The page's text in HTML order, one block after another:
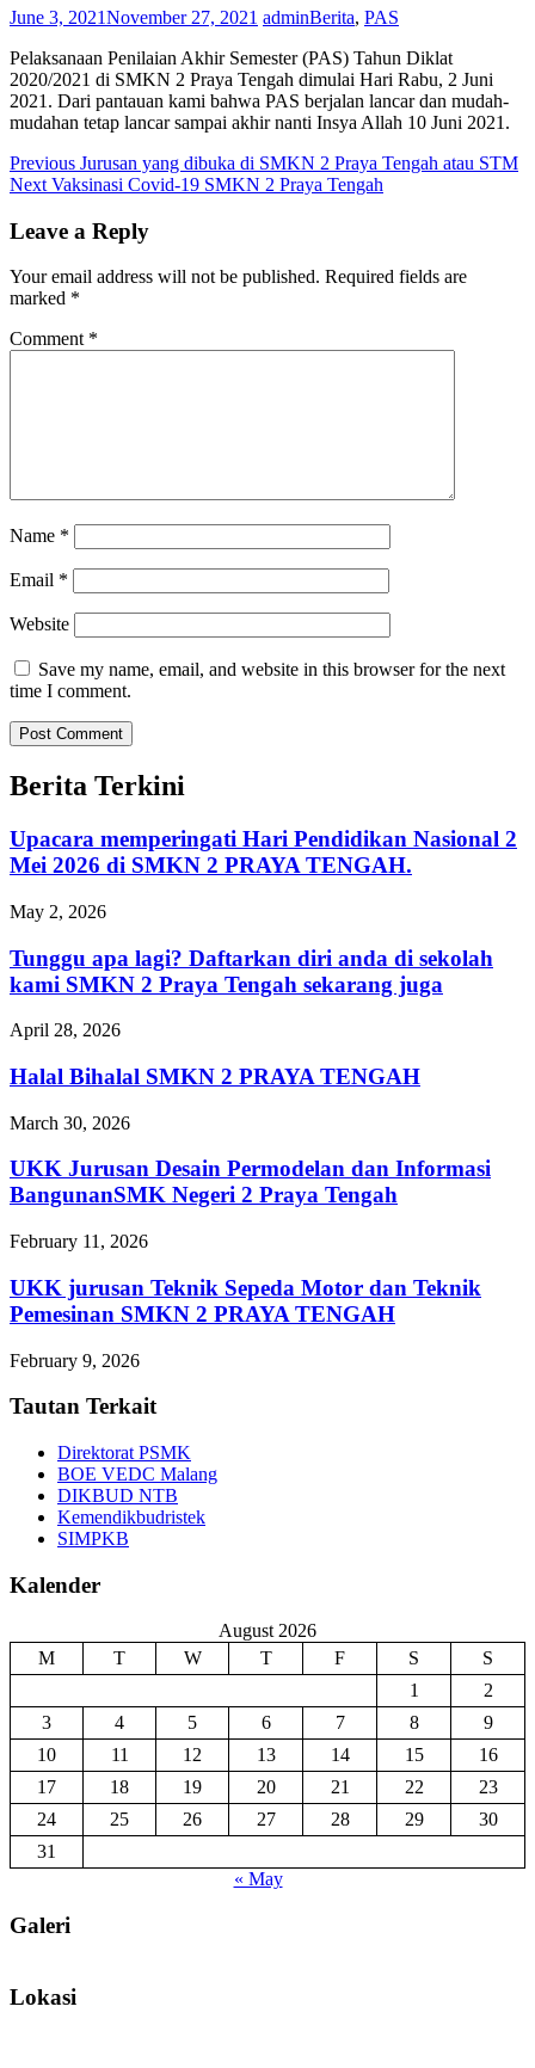
June 3, 2021November 27, 2021 adminBerita, PAS
Pelaksanaan Penilaian Akhir Semester (PAS) Tahun Diklat
2020/2021 di SMKN 2 Praya Tengah dimulai Hari Rabu, 2 Juni
2021. Dari pantauan kami bahwa PAS berjalan lancar dan mudah-
mudahan tetap lancar sampai akhir nanti Insya Allah 10 Juni 2021.
Post
navigation
Previous Previous
post:
Jurusan yang dibuka di SMKN 2 Praya Tengah atau STM
Next Next
Vaksinasi Covid-19 SMKN 2 Praya Tengah
Leave a Reply
Your email address will not be published. Required fields are
marked *
Comment *
Name *
Email *
Website
Save my name, email, and website in this browser for the next
time I comment.
Berita Terkini
Upacara memperingati Hari Pendidikan Nasional 2
Mei 2026 di SMKN 2 PRAYA TENGAH.
May 2, 2026
Tunggu apa lagi? Daftarkan diri anda di sekolah
kami SMKN 2 Praya Tengah sekarang juga
April 28, 2026
Halal Bihalal SMKN 2 PRAYA TENGAH
March 30, 2026
UKK Jurusan Desain Permodelan dan Informasi
BangunanSMK Negeri 2 Praya Tengah
February 11, 2026
UKK jurusan Teknik Sepeda Motor dan Teknik
Pemesinan SMKN 2 PRAYA TENGAH
February 9, 2026
Tautan Terkait
Direktorat PSMK
BOE VEDC Malang
DIKBUD NTB
Kemendikbudristek
SIMPKB
Kalender
August 2026
M
T W T F S
S
1
2
3
4 5 6 7 8
9
10
11 12 13 14 15
16
17
18 19 20 21 22
23
24
25 26 27 28 29
30
31
« May
Galeri
Lokasi